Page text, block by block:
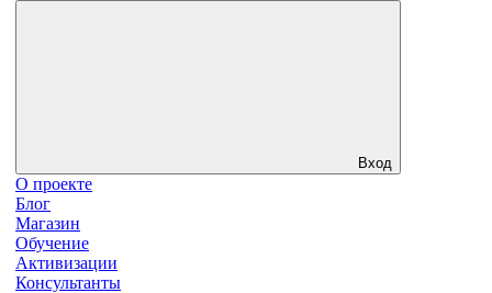
Вход
О проекте
Блог
Магазин
Обучение
Активизации
Консультанты